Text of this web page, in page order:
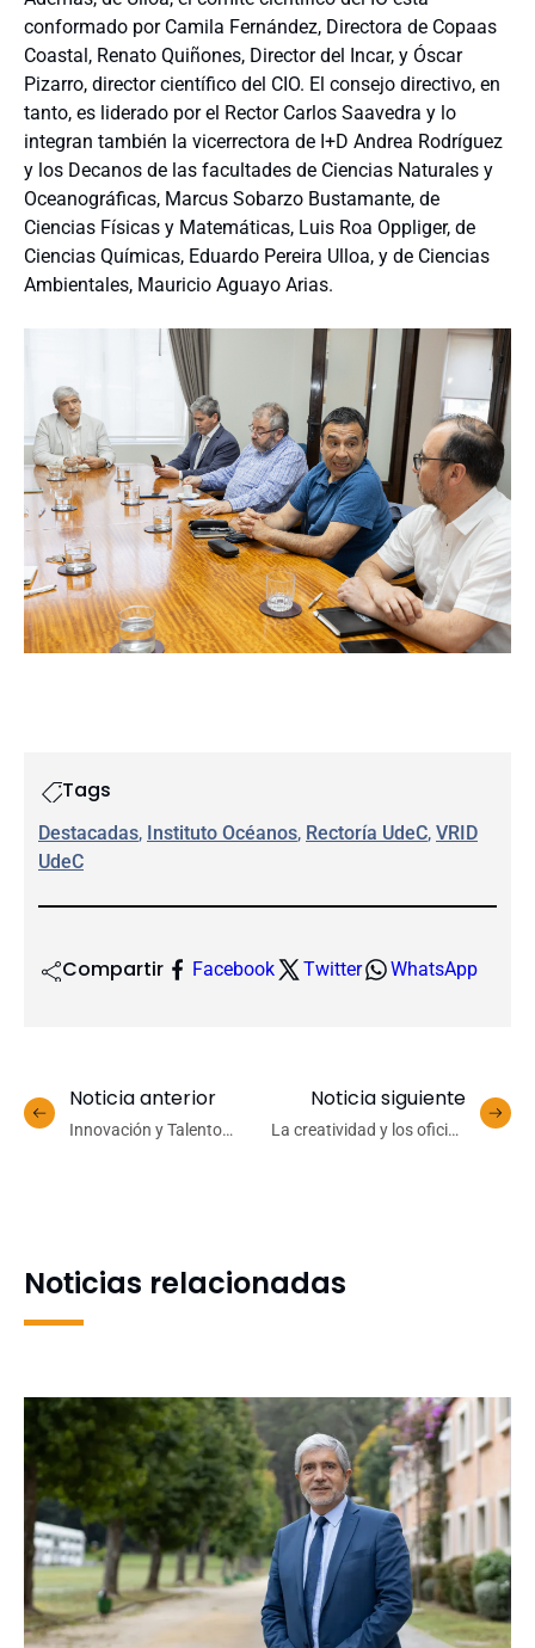
conformado por Camila Fernández, Directora de Copaas
Coastal, Renato Quiñones, Director del Incar, y Óscar
Pizarro, director científico del CIO. El consejo directivo, en
tanto, es liderado por el Rector Carlos Saavedra y lo
integran también la vicerrectora de I+D Andrea Rodríguez
y los Decanos de las facultades de Ciencias Naturales y
Oceanográficas, Marcus Sobarzo Bustamante, de
Ciencias Físicas y Matemáticas, Luis Roa Oppliger, de
Ciencias Químicas, Eduardo Pereira Ulloa, y de Ciencias
Ambientales, Mauricio Aguayo Arias.
Tags
Destacadas, Instituto Océanos, Rectoría UdeC, VRID
UdeC
Compartir Facebook Twitter WhatsApp
Noticia anterior
Innovación y Talento
Noticia siguiente
La creatividad y los oficios
Noticias relacionadas